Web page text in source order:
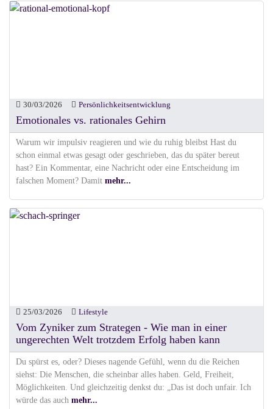
30/03/2026 Persönlichkeitsentwicklung
Emotionales vs. rationales Gehirn
Warum wir impulsiv reagieren und wie du ruhig bleibst Hast du
schon einmal etwas gesagt oder geschrieben, das du später bereut
hast? Ein Kommentar, eine Nachricht oder eine Entscheidung im
falschen Moment? Damit mehr...
25/03/2026 Lifestyle
Vom Zyniker zum Strategen - Wie man in einer
ungerechten Welt trotzdem Erfolg haben kann
Du spürst es, oder? Dieses nagende Gefühl, wenn du die Reichen
siehst: Die Menschen, die scheinbar alles haben. Geld, Freiheit,
Möglichkeiten. Und gleichzeitig denkst du: „Das ist doch unfair. Ich
würde das auch mehr...